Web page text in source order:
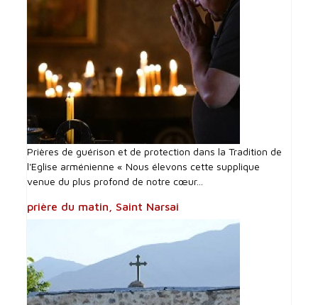
Prières de guérison et de protection dans la Tradition de
l'Eglise arménienne « Nous élevons cette supplique
venue du plus profond de notre cœur...
prière du matin, Saint Narsai